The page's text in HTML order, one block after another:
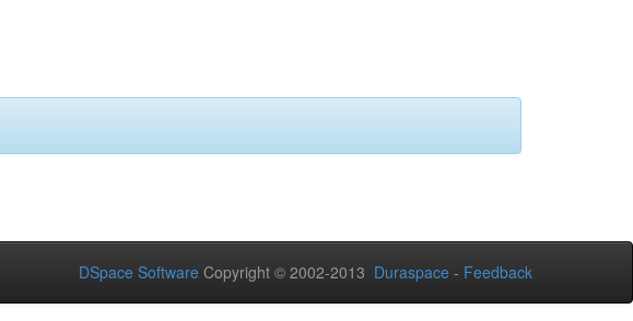
DSpace Software Copyright © 2002-2013 Duraspace - Feedback